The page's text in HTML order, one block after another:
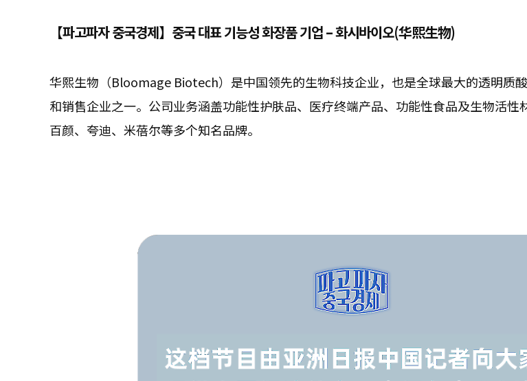
【파고파자 중국경제】중국 대표 기능성 화장품 기업 – 화시바이오(华熙生物)
华熙生物（Bloomage Biotech）是中国领先的生物科技企业，也是全球最大的透明质
和销售企业之一。公司业务涵盖功能性护肤品、医疗终端产品、功能性食品及生物活性
百颜、夸迪、米蓓尔等多个知名品牌。